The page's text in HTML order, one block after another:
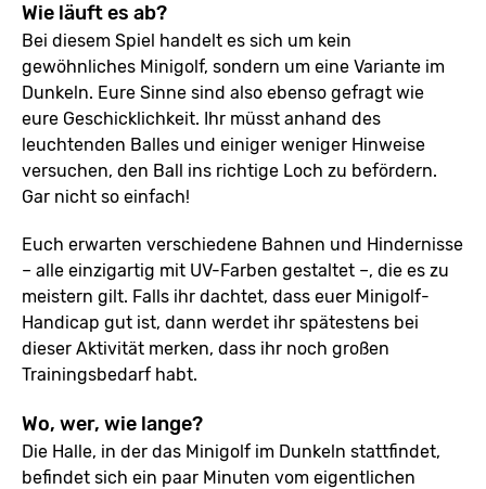
Wie läuft es ab?
Bei diesem Spiel handelt es sich um kein
gewöhnliches Minigolf, sondern um eine Variante im
Dunkeln. Eure Sinne sind also ebenso gefragt wie
eure Geschicklichkeit. Ihr müsst anhand des
leuchtenden Balles und einiger weniger Hinweise
versuchen, den Ball ins richtige Loch zu befördern.
Gar nicht so einfach!
Euch erwarten verschiedene Bahnen und Hindernisse
– alle einzigartig mit UV-Farben gestaltet –, die es zu
meistern gilt. Falls ihr dachtet, dass euer Minigolf-
Handicap gut ist, dann werdet ihr spätestens bei
dieser Aktivität merken, dass ihr noch großen
Trainingsbedarf habt.
Wo, wer, wie lange?
Die Halle, in der das Minigolf im Dunkeln stattfindet,
befindet sich ein paar Minuten vom eigentlichen